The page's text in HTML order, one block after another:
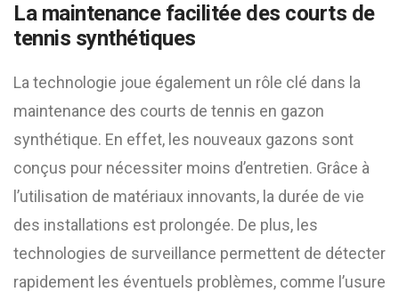
La maintenance facilitée des courts de
tennis synthétiques
La technologie joue également un rôle clé dans la
maintenance des courts de tennis en gazon
synthétique. En effet, les nouveaux gazons sont
conçus pour nécessiter moins d’entretien. Grâce à
l’utilisation de matériaux innovants, la durée de vie
des installations est prolongée. De plus, les
technologies de surveillance permettent de détecter
rapidement les éventuels problèmes, comme l’usure